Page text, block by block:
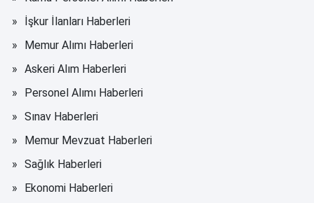
İşkur İlanları Haberleri
Memur Alımı Haberleri
Askeri Alım Haberleri
Personel Alımı Haberleri
Sınav Haberleri
Memur Mevzuat Haberleri
Sağlık Haberleri
Ekonomi Haberleri